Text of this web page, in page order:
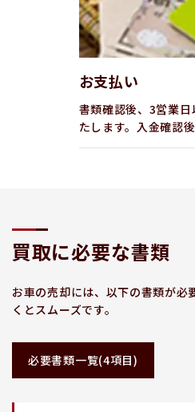
お支払い
書類確認後、3営業
たします。入金確認
買取に必要な書類
お車の売却には、以下の書類が必
くとスムーズです。
必要書類一覧(4項目)